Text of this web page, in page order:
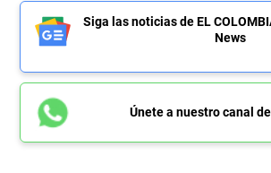
Siga las noticias de EL
News
Únete a nuestro canal